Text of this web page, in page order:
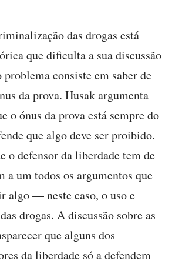
das drogas está
que dificulta a sua discussão
consiste em saber de
da prova. Husak argumenta
o ónus da prova está sempre do
que algo deve ser proibido.
o defensor da liberdade tem de
a um todos os argumentos que
algo — neste caso, o uso e
drogas. A discussão sobre as
que alguns dos
da liberdade só a defendem